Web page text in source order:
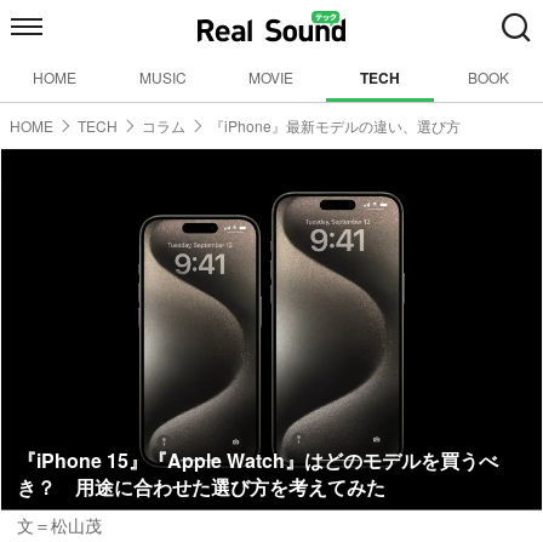
HOME MUSIC MOVIE TECH BOOK
HOME TECH コラム 『iPhone』最新モデルの違い、選び方
『iPhone 15』『Apple Watch』はどのモデルを買うべ
き？ 用途に合わせた選び方を考えてみた
文＝松山茂